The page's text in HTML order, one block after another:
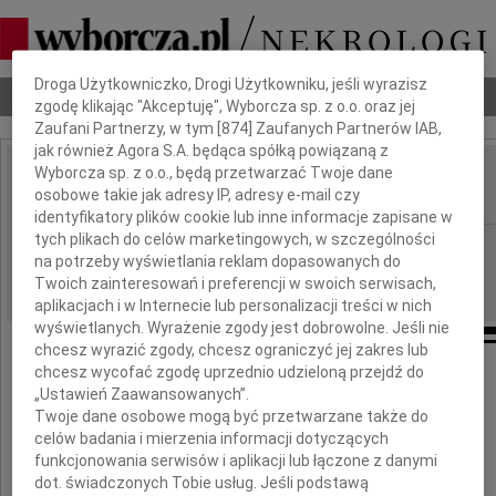
Nekrologi Odeszli Poradnik pogrzebowy
IMIĘ I NAZWISKO: Anna Sędzimir
REGION: Kraków
DATA EMISJI: 02.08.2021
Dbamy o Twoją prywatność
Droga Użytkowniczko, Drogi Użytkowniku, jeśli wyrazisz
zgodę klikając "Akceptuję", Wyborcza sp. z o.o. oraz jej
Zaufani Partnerzy, w tym [874 ] Zaufanych Partnerów IAB,
jak również Agora S.A. będąca spółką powiązaną z
Wyborcza sp. z o.o., będą przetwarzać Twoje dane
osobowe takie jak adresy IP, adresy e-mail czy
identyfikatory plików cookie lub inne informacje zapisane w
tych plikach do celów marketingowych, w szczególności
na potrzeby wyświetlania reklam dopasowanych do
Twoich zainteresowań i preferencji w swoich serwisach,
aplikacjach i w Internecie lub personalizacji treści w nich
wyświetlanych. Wyrażenie zgody jest dobrowolne. Jeśli nie
chcesz wyrazić zgody, chcesz ograniczyć jej zakres lub
chcesz wycofać zgodę uprzednio udzieloną przejdź do
„Ustawień Zaawansowanych”.
Twoje dane osobowe mogą być przetwarzane także do
celów badania i mierzenia informacji dotyczących
funkcjonowania serwisów i aplikacji lub łączone z danymi
dot. świadczonych Tobie usług. Jeśli podstawą